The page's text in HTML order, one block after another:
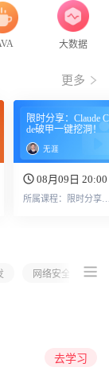
大数据
更多
限时分享：Claude
de破甲一键挖洞！
无涯
08月09日 20:00
网络安全
去学习